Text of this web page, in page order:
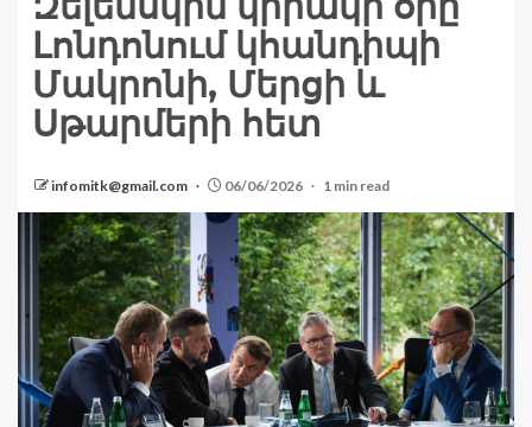
Լոնդոնում կհանդիպի
Մակրոնի, Մերցի և
Սթարմերի հետ
infomitk@gmail.com 06/06/2026 1 min read